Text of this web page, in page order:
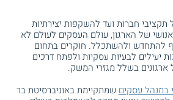
תקציבי חברות ועד להשקפות יצירתיות
של הארגון, עולם העסקים לעולם לא
להתחדש ולהשתכלל. חוקרים בתחום
יעילים לבעיות עסקיות ולפתח דרכים
ארגונים בשלל מגזרי המשק.
במנהל עסקים שמתקיימת באוניברסיטת בר